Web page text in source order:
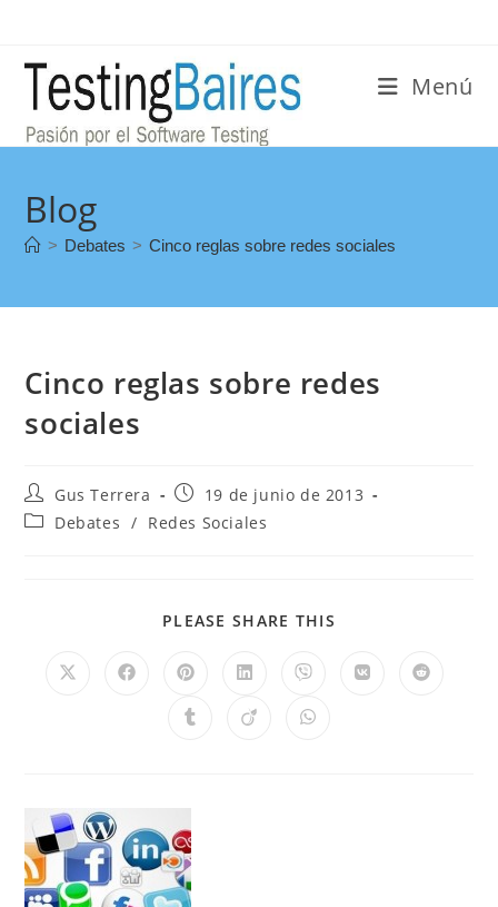
Menú
Blog
> Debates > Cinco reglas sobre redes sociales
Cinco reglas sobre redes
sociales
Gus Terrera
19 de junio de 2013
Debates / Redes Sociales
PLEASE SHARE THIS